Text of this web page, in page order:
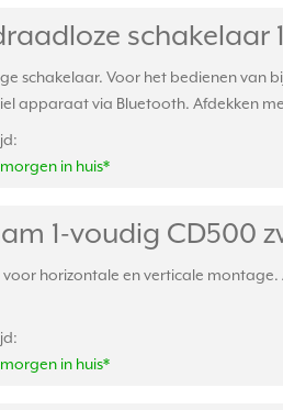
schakelaar
schakelaar. Voor het bedienen van
apparaat via Bluetooth. Afdekken met
in huis*
1-voudig CD500
horizontale en verticale montage.
in huis*